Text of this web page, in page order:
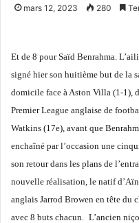
mars 12, 2023 280
Et de 8 pour Saïd Benrahma.
signé hier son huitième but de la
domicile face à Aston Villa (1-1),
Premier League anglaise de
Watkins (17e), avant que
enchaîné par l’occasion une
son retour dans les plans de
nouvelle réalisation, le natif
anglais Jarrod Browen en tête du
avec 8 buts chacun.
L’ancien